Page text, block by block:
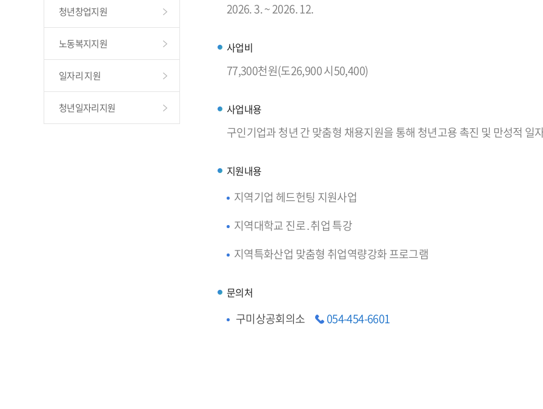
청년창업지원
노동복지지원
일자리 지원
청년일자리지원
2026. 3. ~ 2026. 12.
사업비
77,300천원(도26,900 시50,400)
사업내용
구인기업과 청년 간 맞춤형 채용지원을 통해 청년고용 촉진 및 만성적 일
지원내용
지역기업 헤드헌팅 지원사업
지역대학교 진로․취업 특강
지역특화산업 맞춤형 취업역량강화 프로그램
문의처
구미상공회의소 054-454-6601